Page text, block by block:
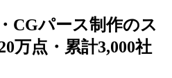
CGパース制作のス
万点・累計3,000社